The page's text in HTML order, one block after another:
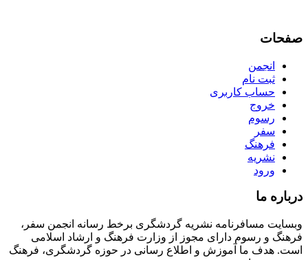
صفحات
انجمن
ثبت نام
حساب کاربری
خروج
رسوم
سفر
فرهنگ
نشریه
ورود
درباره ما
وبسایت مسافرنامه نشریه گردشگری برخط رسانه انجمن سفر،
فرهنگ و رسوم دارای مجوز از وزارت فرهنگ و ارشاد اسلامی
است. هدف ما آموزش و اطلاع رسانی در حوزه گردشگری، فرهنگ